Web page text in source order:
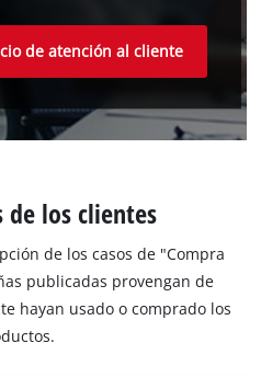
de atención al cliente
de los clientes
de los casos de "Compra
publicadas provengan de
hayan usado o comprado los